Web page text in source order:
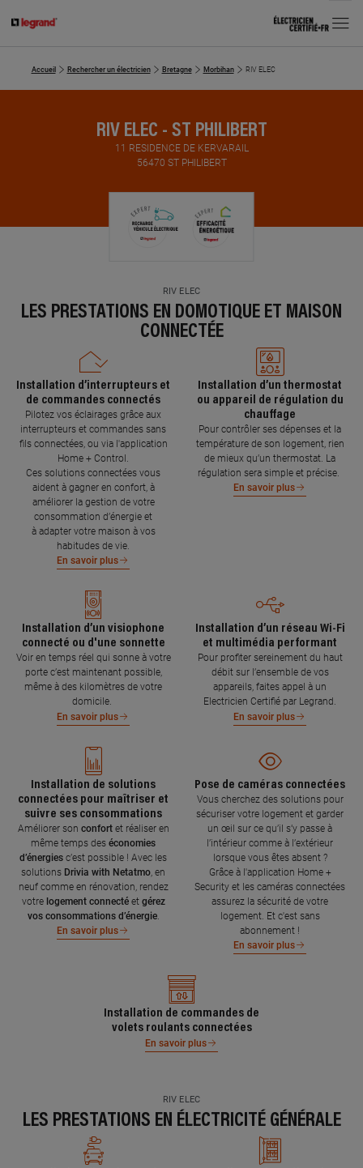
MENU
Accueil Rechercher un électricien Bretagne Morbihan RIV ELEC
RIV ELEC - ST PHILIBERT
11 RESIDENCE DE KERVARAIL
56470 ST PHILIBERT
RIV ELEC
LES PRESTATIONS EN DOMOTIQUE ET MAISON
CONNECTÉE
Installation d’interrupteurs et
de commandes connectés
Pilotez vos éclairages grâce aux
interrupteurs et commandes sans
fils connectées, ou via l'application
Home + Control.
Ces solutions connectées vous
aident à gagner en confort, à
améliorer la gestion de votre
consommation d’énergie et
à adapter votre maison à vos
habitudes de vie.
En savoir plus
Installation d’un thermostat
ou appareil de régulation du
chauffage
Pour contrôler ses dépenses et la
température de son logement, rien
de mieux qu’un thermostat. La
régulation sera simple et précise.
En savoir plus
Installation d’un visiophone
connecté ou d'une sonnette
Voir en temps réel qui sonne à votre
porte c’est maintenant possible,
même à des kilomètres de votre
domicile.
En savoir plus
Installation d’un réseau Wi-Fi
et multimédia performant
Pour profiter sereinement du haut
débit sur l’ensemble de vos
appareils, faites appel à un
Electricien Certifié par Legrand.
En savoir plus
Installation de solutions
connectées pour maîtriser et
suivre ses consommations
Améliorer son confort et réaliser en
même temps des économies
d’énergies c’est possible ! Avec les
solutions Drivia with Netatmo , en
neuf comme en rénovation, rendez
votre logement connecté et gérez
vos consommations d’énergie.
En savoir plus
Pose de caméras connectées
Vous cherchez des solutions pour
sécuriser votre logement et garder
un œil sur ce qu’il s’y passe à
l’intérieur comme à l’extérieur
lorsque vous êtes absent ?
Grâce à l'application Home +
Security et les caméras connectées
assurez la sécurité de votre
logement. Et c'est sans
abonnement !
En savoir plus
Installation de commandes de
volets roulants connectées
En savoir plus
RIV ELEC
LES PRESTATIONS EN ÉLECTRICITÉ GÉNÉRALE